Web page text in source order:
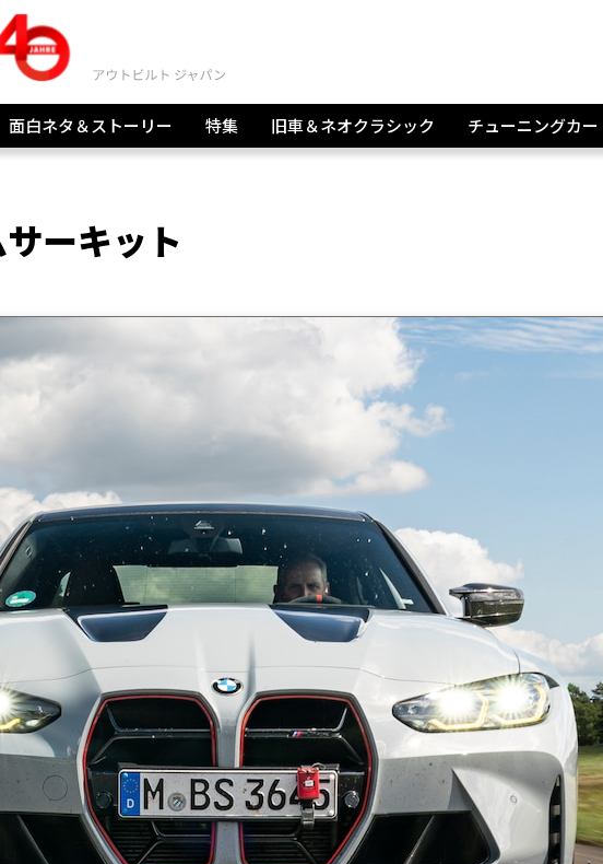
面白ネタ＆ストーリー 特集 旧車＆ネオクラシック チューニングカー
ーキット